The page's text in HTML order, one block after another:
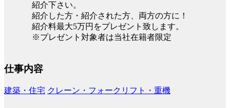
紹介下さい。
紹介した方・紹介された方、両方の方に！
紹介料最大5万円をプレゼント致します。
※プレゼント対象者は当社在籍者限定
仕事内容
建築・住宅 クレーン・フォークリフト・重機